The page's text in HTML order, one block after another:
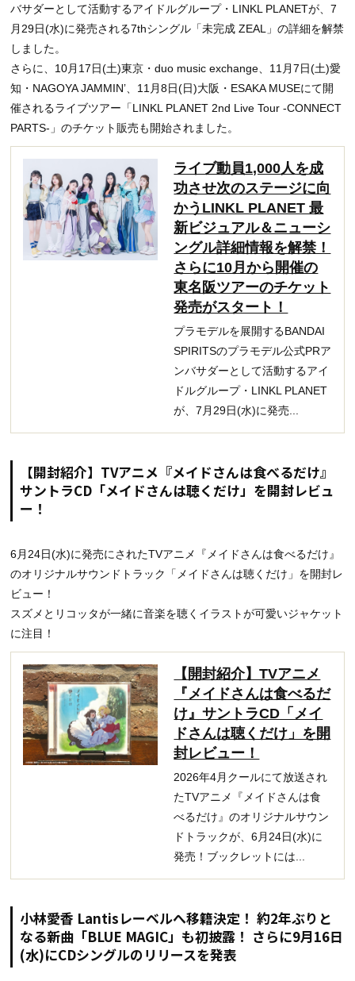
バサダーとして活動するアイドルグループ・LINKL PLANETが、7
月29日(水)に発売される7thシングル「未完成 ZEAL」の詳細を解禁
しました。
さらに、10月17日(土)東京・duo music exchange、11月7日(土)愛
知・NAGOYA JAMMINʼ、11月8日(日)大阪・ESAKA MUSEにて開
催されるライブツアー「LINKL PLANET 2nd Live Tour -CONNECT
PARTS-」のチケット販売も開始されました。
ライブ動員1,000人を成
功させ次のステージに向
かうLINKL PLANET 最
新ビジュアル＆ニューシ
ングル詳細情報を解禁！
さらに10月から開催の
東名阪ツアーのチケット
発売がスタート！
プラモデルを展開するBANDAI
SPIRITSのプラモデル公式PRア
ンバサダーとして活動するアイ
ドルグループ・LINKL PLANET
が、7月29日(水)に発売...
【開封紹介】TVアニメ『メイドさんは食べるだけ』
サントラCD「メイドさんは聴くだけ」を開封レビュ
ー！
6月24日(水)に発売にされたTVアニメ『メイドさんは食べるだけ』
のオリジナルサウンドトラック「メイドさんは聴くだけ」を開封レ
ビュー！
スズメとリコッタが一緒に音楽を聴くイラストが可愛いジャケット
に注目！
【開封紹介】TVアニメ
『メイドさんは食べるだ
け』サントラCD「メイ
ドさんは聴くだけ」を開
封レビュー！
2026年4月クールにて放送され
たTVアニメ『メイドさんは食
べるだけ』のオリジナルサウン
ドトラックが、6月24日(水)に
発売！ブックレットには...
小林愛香 Lantisレーベルへ移籍決定！ 約2年ぶりと
なる新曲「BLUE MAGIC」も初披露！ さらに9月16日
(水)にCDシングルのリリースを発表